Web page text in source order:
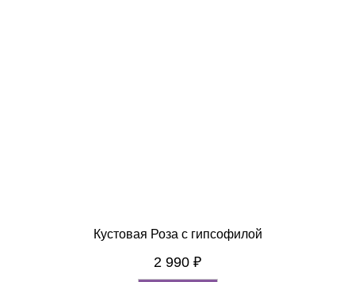
Кустовая Роза с гипсофилой
2 990 ₽